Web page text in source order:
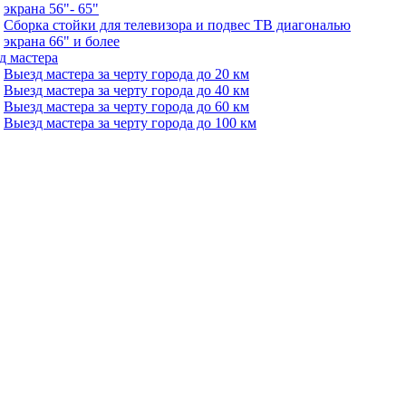
экрана 56"- 65"
Сборка стойки для телевизора и подвес ТВ диагональю
экрана 66" и более
мастера
Выезд мастера за черту города до 20 км
Выезд мастера за черту города до 40 км
Выезд мастера за черту города до 60 км
Выезд мастера за черту города до 100 км